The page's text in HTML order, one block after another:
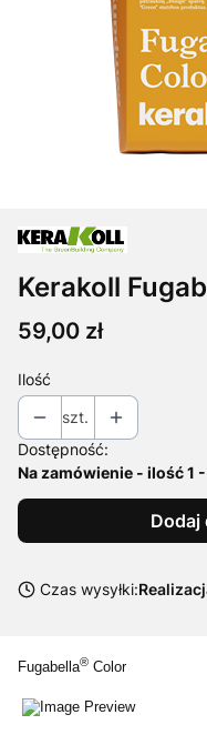
Kerakoll
Cena
59,00 zł
Ilość
szt.
Dostępność:
Na zamówienie - ilość 1
Dodaj
Czas wysyłki:
Fugabella® Color